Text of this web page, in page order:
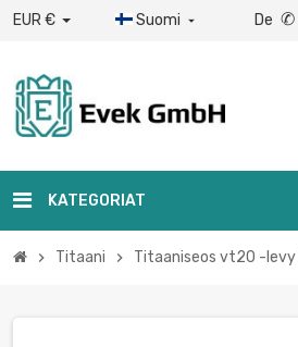
EUR € Suomi  De ✆
KATEGORIAT
chevron_right Titaani chevron_right Titaaniseos vt20 -